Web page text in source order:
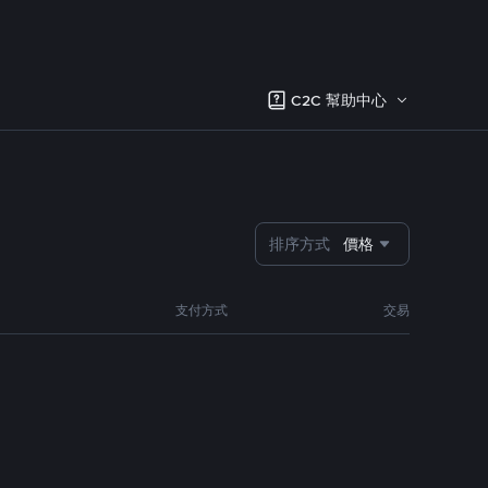
C2C 幫助中心
排序方式 價格
支付方式 交易